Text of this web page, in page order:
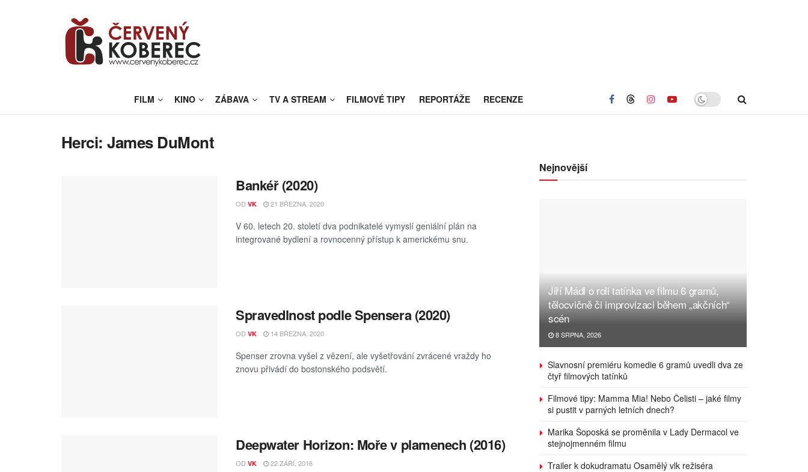
FILM KINO ZÁBAVA TV A STREAM FILMOVÉ TIPY REPORTÁŽE RECENZE
Herci:James DuMont
Bankéř (2020)
OD VK 21 BŘEZNA, 2020
V 60. letech 20. století dva podnikatelé vymyslí geniální plán na
integrované bydlení a rovnocenný přístup k americkému snu.
Spravedlnost podle Spensera (2020)
OD VK 14 BŘEZNA, 2020
Spenser zrovna vyšel z vězení, ale vyšetřování zvrácené vraždy ho
znovu přivádí do bostonského podsvětí.
Deepwater Horizon: Moře v plamenech (2016)
OD VK 22 ZÁŘÍ, 2016
Nejnovější
Jiří Mádl o roli tatínka ve filmu 6 gramů,
tělocvičně či improvizaci během „akčních“
scén
8 SRPNA, 2026
Slavnosní premiéru komedie 6 gramů uvedli dva ze
čtyř filmových tatínků
Filmové tipy: Mamma Mia! Nebo Čelisti – jaké filmy
si pustit v parných letních dnech?
Marika Šoposká se proměnila v Lady Dermacol ve
stejnojmenném filmu
Trailer k dokudramatu Osamělý vlk režiséra